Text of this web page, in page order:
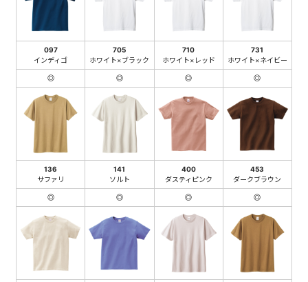
097
インディゴ
◎
705
ホワイト×ブラック
◎
710
ホワイト×レッド
◎
731
ホワイト×ネイビー
◎
136
サファリ
◎
141
ソルト
◎
400
ダスティピンク
◎
453
ダークブラウン
◎